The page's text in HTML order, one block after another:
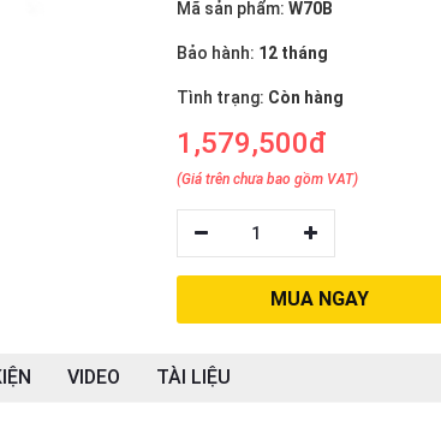
Mã sản phẩm: W70B
Bảo hành: 12 tháng
Tình trạng: Còn hàng
1,579,500đ
(Giá trên chưa bao gồm VAT)
1
MUA NGAY
VIDEO TÀI LIỆU